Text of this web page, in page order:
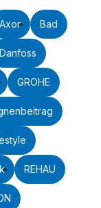
Axor Bad
Danfoss
GROHE
REHAU